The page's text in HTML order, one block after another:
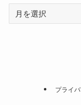
プライ